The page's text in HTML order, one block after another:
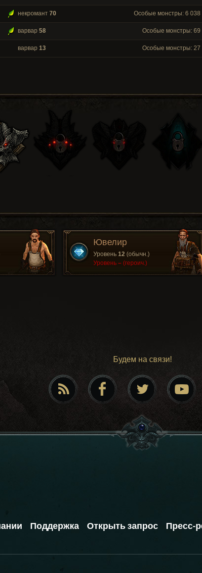
некромант 70 Особые монстры: 6 038
варвар 58 Особые монстры: 69
варвар 13 Особые монстры: 27
Ювелир
Уровень 12 (обычн.)
Уровень – (героич.)
Будем на связи!